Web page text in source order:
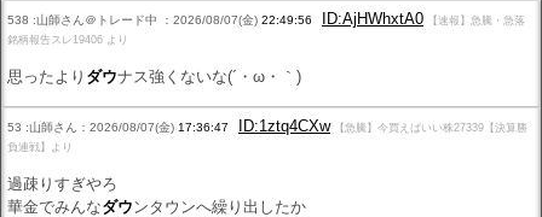
538 :山師さん＠トレード中 ：2026/08/07(金) 22:49:56 ID:AjHWhxtA0
【速報】急騰・急落
銘柄報告スレ19406 より
思ったより ダウナス強くないな(´・ω・｀)
53 :山師さん：2026/08/07(金) 17:36:47 ID:1ztq4CXw
【急騰】今買えばいい株27339【決算勝
負連戦】より
過疎りすぎやろ
華金でみんなダウ ンタウンへ繰り出したか